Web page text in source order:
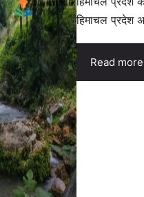
हिमाचल प्रदेश
Read more